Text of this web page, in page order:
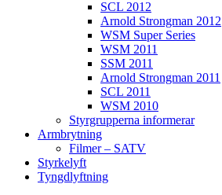
SCL 2012
Arnold Strongman 2012
WSM Super Series
WSM 2011
SSM 2011
Arnold Strongman 2011
SCL 2011
WSM 2010
Styrgrupperna informerar
Armbrytning
Filmer – SATV
Styrkelyft
Tyngdlyftning